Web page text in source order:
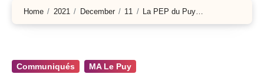
Home 2021 December 11 La PEP du Puy…
Communiqués MA Le Puy